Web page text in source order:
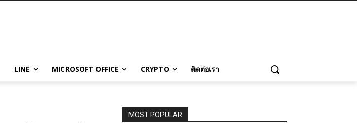
LINE MICROSOFT OFFICE CRYPTO ติดต่อเรา
MOST POPULAR